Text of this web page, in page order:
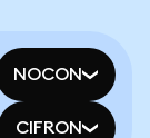
NOCON
CIFRON